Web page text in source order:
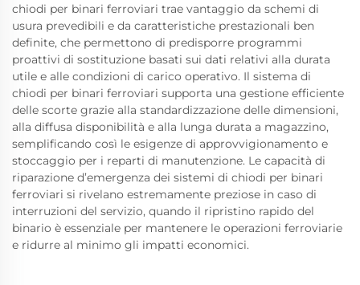
chiodi per binari ferroviari trae vantaggio da schemi di
usura prevedibili e da caratteristiche prestazionali ben
definite, che permettono di predisporre programmi
proattivi di sostituzione basati sui dati relativi alla durata
utile e alle condizioni di carico operativo. Il sistema di
chiodi per binari ferroviari supporta una gestione efficiente
delle scorte grazie alla standardizzazione delle dimensioni,
alla diffusa disponibilità e alla lunga durata a magazzino,
semplificando così le esigenze di approvvigionamento e
stoccaggio per i reparti di manutenzione. Le capacità di
riparazione d’emergenza dei sistemi di chiodi per binari
ferroviari si rivelano estremamente preziose in caso di
interruzioni del servizio, quando il ripristino rapido del
binario è essenziale per mantenere le operazioni ferroviarie
e ridurre al minimo gli impatti economici.